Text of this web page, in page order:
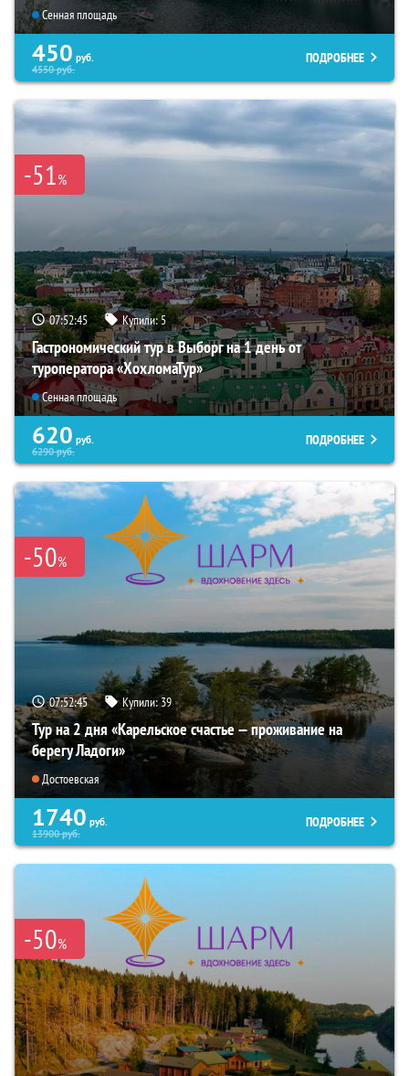
Сенная площадь
450 руб.
4550руб.
ПОДРОБНЕЕ
-51%
07:52:44 Купили:5
Гастрономический тур в Выборг на 1 день от
туроператора «ХохломаТур»
Сенная площадь
620 руб.
6290руб.
ПОДРОБНЕЕ
-50%
07:52:44 Купили:39
Тур на 2 дня «Карельское счастье — проживание на
берегу Ладоги»
Достоевская
1740 руб.
13900руб.
ПОДРОБНЕЕ
-50%